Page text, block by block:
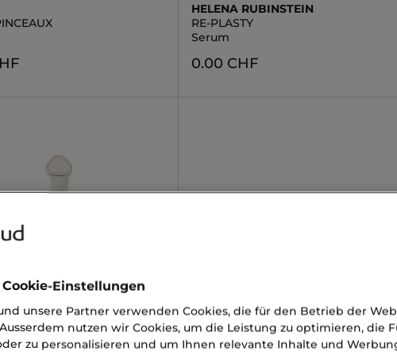
HELENA RUBINSTEIN
RE-PLASTY
Serum
0.00 CHF
Einstellungen
unsere Partner verwenden Cookies, die für den Betrieb der
nutzen wir Cookies, um die Leistung zu optimieren, die
zu personalisieren und um Ihnen relevante Inhalte und